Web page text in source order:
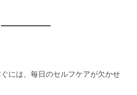
には、毎日のセルフケアが欠かせ